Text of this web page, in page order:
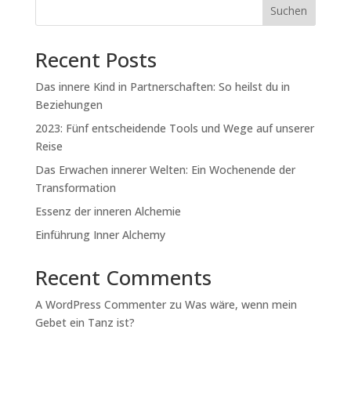
Suchen
Recent Posts
Das innere Kind in Partnerschaften: So heilst du in
Beziehungen
2023: Fünf entscheidende Tools und Wege auf unserer
Reise
Das Erwachen innerer Welten: Ein Wochenende der
Transformation
Essenz der inneren Alchemie
Einführung Inner Alchemy
Recent Comments
A WordPress Commenterzu Was wäre, wenn mein
Gebet ein Tanz ist?